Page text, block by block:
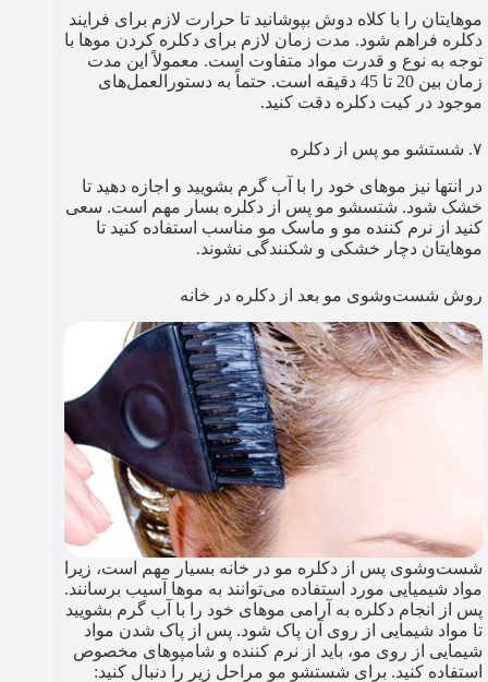
موهایتان را با کلاه دوش بپوشانید تا حرارت لازم برای فرایند
دکلره فراهم شود. مدت زمان لازم برای دکلره کردن موها با
توجه به نوع و قدرت مواد متفاوت است. معمولاً این مدت
زمان بین 20 تا 45 دقیقه است. حتماً به دستورالعمل‌های
موجود در کیت دکلره دقت کنید.
۷. شستشو مو پس از دکلره
در انتها نیز موهای خود را با آب گرم بشویید و اجازه دهید تا
خشک شود. شتسشو مو پس از دکلره بسار مهم است. سعی
کنید از نرم کننده مو و ماسک مو مناسب استفاده کنید تا
موهایتان دچار خشکی و شکنندگی نشوند.
روش شست‌وشوی مو بعد از دکلره در خانه
شست‌وشوی پس از دکلره مو در خانه بسیار مهم است، زیرا
مواد شیمیایی مورد استفاده می‌توانند به موها آسیب برسانند.
پس از انجام دکلره به آرامی موهای خود را با آب گرم بشویید
تا مواد شیمایی از روی آن پاک شود. پس از پاک شدن مواد
شیمایی از روی مو، باید از نرم کننده و شامپوهای مخصوص
استفاده کنید. برای شستشو مو مراحل زیر را دنبال کنید: